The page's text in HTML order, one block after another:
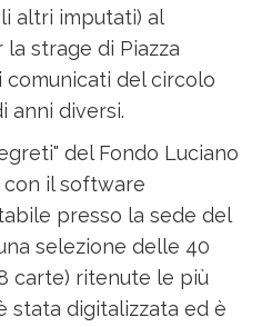
altri imputati) al
strage di Piazza
comunicati del circolo
anni diversi.
del Fondo Luciano
il software
presso la sede del
selezione delle 40
carte) ritenute le più
stata digitalizzata ed è